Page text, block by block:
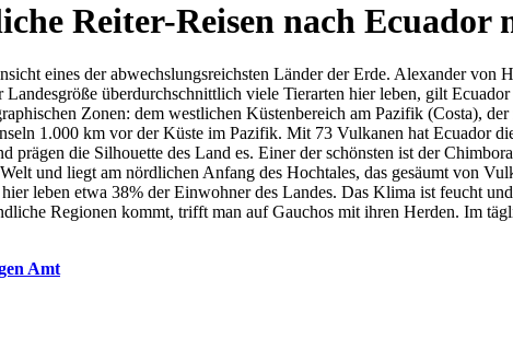
Reiter-Reisen nach
eines der abwechslungsreichsten Länder der Erde. Alexander von
überdurchschnittlich viele Tierarten hier leben, gilt
Zonen: dem westlichen Küstenbereich am Pazifik (Costa),
1.000 km vor der Küste im Pazifik. Mit 73 Vulkanen hat Ecuador
prägen die Silhouette des Land es. Einer der schönsten ist der
und liegt am nördlichen Anfang des Hochtales, das gesäumt von
leben etwa 38% der Einwohner des Landes. Das Klima ist feucht
Regionen kommt, trifft man auf Gauchos mit ihren Herden. Im
Amt